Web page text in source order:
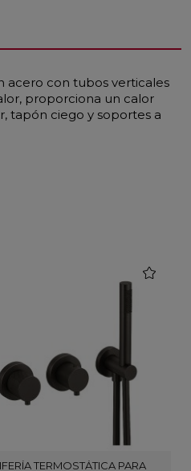
acero con tubos verticales
proporciona un calor
tapón ciego y soportes a
TERMOSTÁTICA PARA